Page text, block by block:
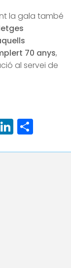
la gala també
70 anys,
al servei de